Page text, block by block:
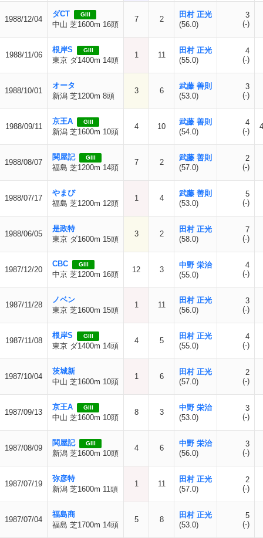
1988/12/04
ダCT GIII
中山 芝1600m 16頭
7 2
田村 正光
(56.0)
3
(-)
1988/11/06
根岸S GIII
東京 ダ1400m 14頭
1 11
田村 正光
(55.0)
4
(-)
1988/10/01
オータ
新潟 芝1200m 8頭
3 6
武藤 善則
(53.0)
3
(-)
1988/09/11
京王A GIII
新潟 芝1600m 10頭
4 10
武藤 善則
(54.0)
4
(-)
1988/08/07
関屋記 GIII
福島 芝1200m 14頭
7 2
武藤 善則
(57.0)
2
(-)
1988/07/17
やまび
福島 芝1200m 12頭
1 4
武藤 善則
(53.0)
5
(-)
1988/06/05
是政特
東京 ダ1600m 15頭
3 2
田村 正光
(58.0)
7
(-)
1987/12/20
CBC GIII
中京 芝1200m 16頭
12 3
中野 栄治
(55.0)
4
(-)
1987/11/28
ノベン
東京 芝1600m 15頭
1 11
田村 正光
(56.0)
3
(-)
1987/11/08
根岸S GIII
東京 ダ1400m 14頭
4 5
田村 正光
(55.0)
4
(-)
1987/10/04
茨城新
中山 芝1600m 10頭
1 6
田村 正光
(57.0)
2
(-)
1987/09/13
京王A GIII
中山 芝1600m 10頭
8 3
中野 栄治
(53.0)
3
(-)
1987/08/09
関屋記 GIII
新潟 芝1600m 10頭
4 6
中野 栄治
(56.0)
3
(-)
1987/07/19
弥彦特
新潟 芝1600m 11頭
1 11
田村 正光
(57.0)
2
(-)
1987/07/04
福島商
福島 芝1700m 14頭
5 8
田村 正光
(53.0)
5
(-)